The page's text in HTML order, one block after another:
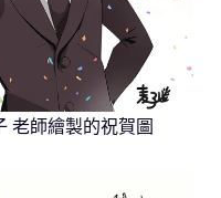
老師繪製的祝賀圖